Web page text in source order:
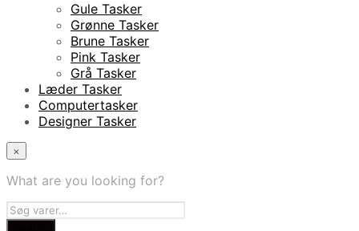
Gule Tasker
Grønne Tasker
Brune Tasker
Pink Tasker
Grå Tasker
Læder Tasker
Computertasker
Designer Tasker
×
What are you looking for?